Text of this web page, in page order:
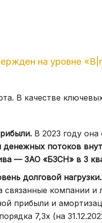
на уровне
В качестве
В 2023 году она
потоков
— ЗАО «БЗСН» в 3
долговой нагрузки.
компании и
прибыли и
7,3х (на